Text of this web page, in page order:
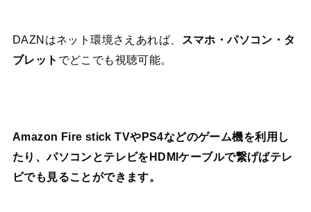
DAZNはネット環境さえあれば、
スマホ・パソコン・タ
ブレット でどこでも視聴可能。
Amazon Fire stick TVやPS4などのゲーム機を利用し
たり、パソコンとテレビをHDMIケーブルで繋げばテレ
ビでも見ることができます。